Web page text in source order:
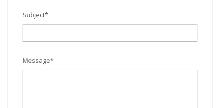
Subject*
Message*